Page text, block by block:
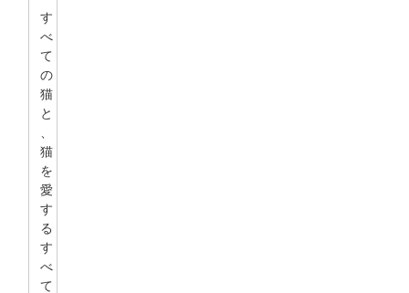
す
べ
て
の
猫
と
、
猫
を
愛
す
る
す
べ
て